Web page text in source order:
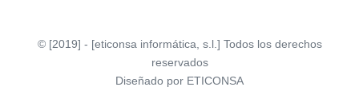
© [2019] - [eticonsa informática, s.l.] Todos los derechos
reservados
Diseñado por ETICONSA